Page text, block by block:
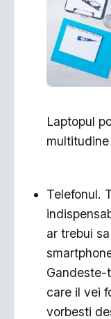
Laptopul
Telefonul.
ar trebui
Gandeste-
care il vei
vorbesti